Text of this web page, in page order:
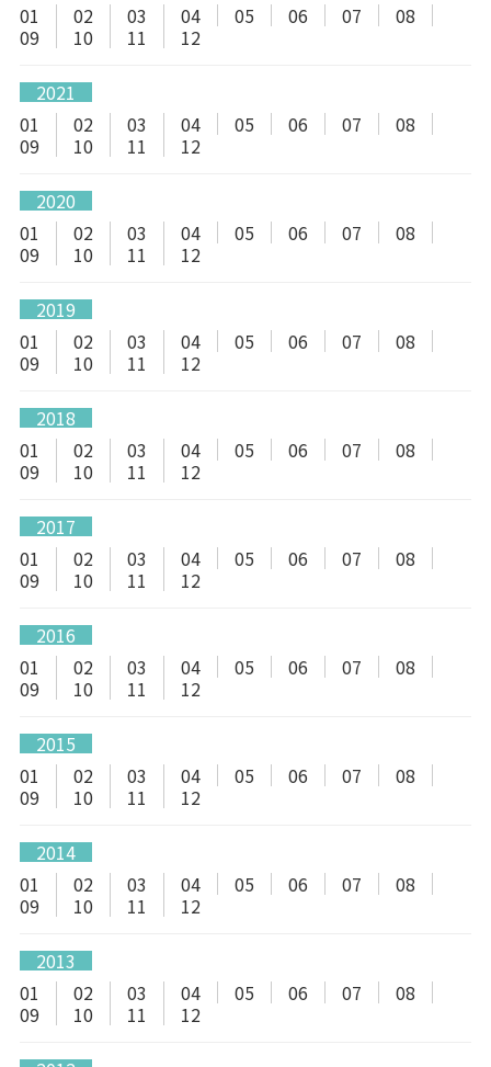
01
02 03 04 05 06 07
08
09
10 11 12
2021
01
02 03 04 05 06 07
08
09
10 11 12
2020
01
02 03 04 05 06 07
08
09
10 11 12
2019
01
02 03 04 05 06 07
08
09
10 11 12
2018
01
02 03 04 05 06 07
08
09
10 11 12
2017
01
02 03 04 05 06 07
08
09
10 11 12
2016
01
02 03 04 05 06 07
08
09
10 11 12
2015
01
02 03 04 05 06 07
08
09
10 11 12
2014
01
02 03 04 05 06 07
08
09
10 11 12
2013
01
02 03 04 05 06 07
08
09
10 11 12